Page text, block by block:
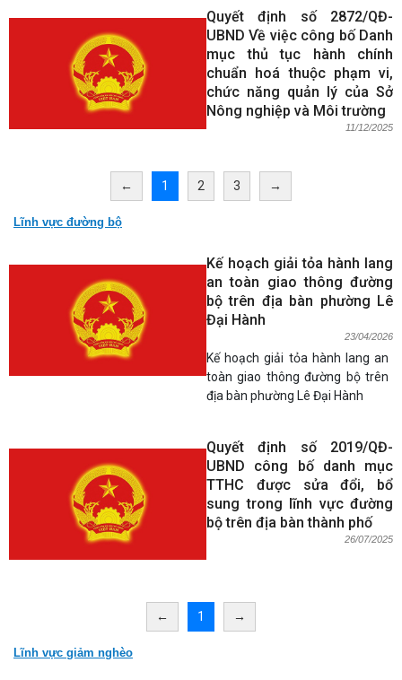
Quyết định số 2872/QĐ-
UBND Về việc công bố Danh
mục thủ tục hành chính
chuẩn hoá thuộc phạm vi,
chức năng quản lý của Sở
Nông nghiệp và Môi trường
11/12/2025
← 1 2 3 →
Lĩnh vực đường bộ
Kế hoạch giải tỏa hành lang
an toàn giao thông đường
bộ trên địa bàn phường Lê
Đại Hành
23/04/2026
Kế hoạch giải tỏa hành lang an
toàn giao thông đường bộ trên
địa bàn phường Lê Đại Hành
Quyết định số 2019/QĐ-
UBND công bố danh mục
TTHC được sửa đổi, bổ
sung trong lĩnh vực đường
bộ trên địa bàn thành phố
26/07/2025
← 1 →
Lĩnh vực giảm nghèo